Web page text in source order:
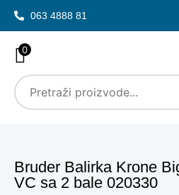
063 4888 81
0
Bruder Balirka Krone
VC sa 2 bale 020330